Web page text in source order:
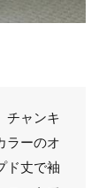
チャンキ
ラーのオ
ド丈で袖